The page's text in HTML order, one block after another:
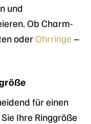
und
Ob Charm-
oderOhrringe –
für einen
Ihre Ringgröße